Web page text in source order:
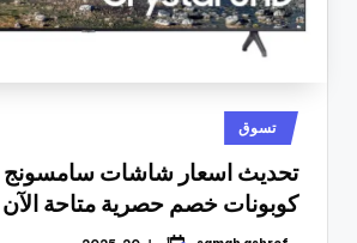
نُشر
في
تسوق
تحديث اسعار شاشات سامسونج
كوبونات خصم حصرية متاحة الآن